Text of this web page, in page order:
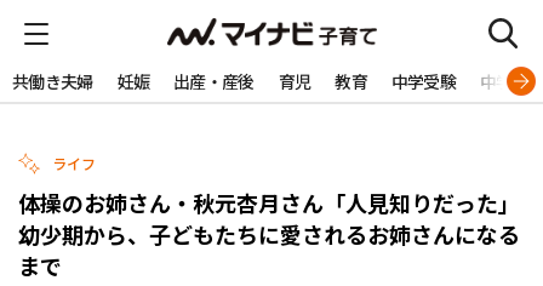
共働き夫婦 妊娠 出産・産後 育児 教育 中学受験 中学生
ライフ
体操のお姉さん・秋元杏月さん「人見知りだった」
幼少期から、子どもたちに愛されるお姉さんになる
まで